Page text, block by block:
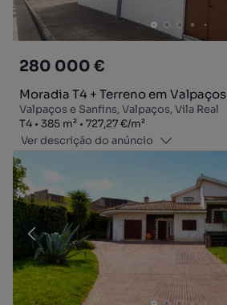
280 000 €
Moradia T4 + Terreno em Valpaços
Valpaços e Sanfins, Valpaços, Vila Real
Tipologia
T4
Zona385 m²
Preço por metro quadrado
727,27 €/m²
Ver descrição do anúncio